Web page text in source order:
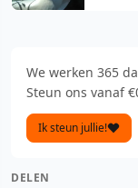
We werken 365
Steun ons vanaf
Ik steun jullie!
DELEN